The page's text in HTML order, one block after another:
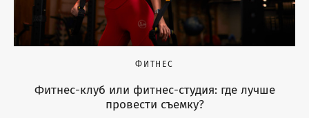
ФИТНЕС
Фитнес-клуб или фитнес-студия: где лучше
провести съемку?